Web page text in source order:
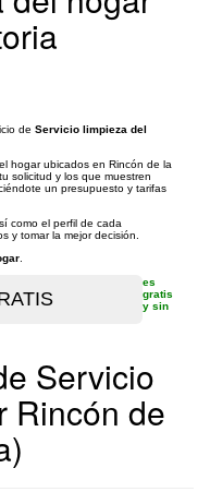
de Servicio limpieza del
hogar ubicados en Rincón de la
solicitud y los que muestren
un presupuesto y tarifas
como el perfil de cada
y tomar la mejor decisión.
es
gratis
y sin
Servicio
Rincón de